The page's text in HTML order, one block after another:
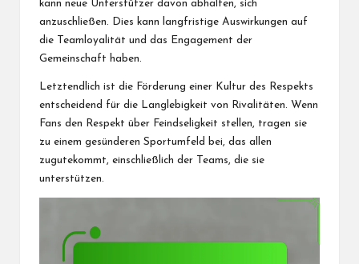
kann neue Unterstützer davon abhalten, sich
anzuschließen. Dies kann langfristige Auswirkungen auf
die Teamloyalität und das Engagement der
Gemeinschaft haben.
Letztendlich ist die Förderung einer Kultur des Respekts
entscheidend für die Langlebigkeit von Rivalitäten. Wenn
Fans den Respekt über Feindseligkeit stellen, tragen sie
zu einem gesünderen Sportumfeld bei, das allen
zugutekommt, einschließlich der Teams, die sie
unterstützen.